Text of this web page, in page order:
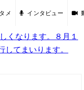
メ インタビュー
くなります。８月１
てまいります。